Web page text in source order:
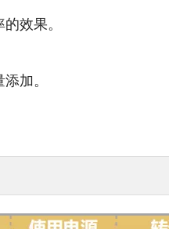
效果。
加。